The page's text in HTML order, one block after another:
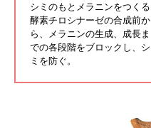
シミのもとメラニンをつくる
酵素チロシナーゼの合成前か
ら、メラニンの生成、成長ま
での各段階をブロックし、シ
ミを防ぐ。